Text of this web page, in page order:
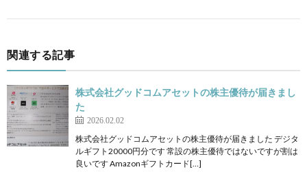
関連する記事
株式会社グッドコムアセットの株主優待が届きまし
た
2026.02.02
株式会社グッドコムアセットの株主優待が届きました デジタ
ルギフト20000円分です 常設の株主優待ではないですが割は
良いです Amazonギフトカード[…]